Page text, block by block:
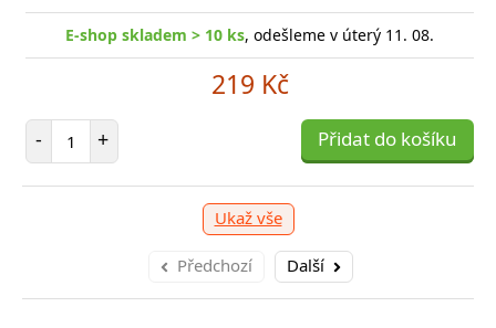
E-shop skladem > 10 ks, odešleme v úterý 11. 08.
219 Kč
- Počet položek
+ Přidat do košíku
Ukaž vše
Předchozí Další